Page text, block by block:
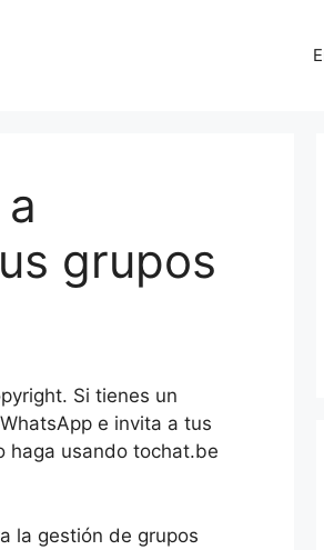
grupos
Si tienes un
e invita a tus
haga usando tochat.be
la gestión de grupos